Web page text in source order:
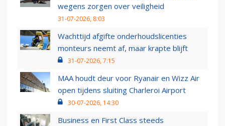
wegens zorgen over veiligheid
31-07-2026, 8:03
Wachttijd afgifte onderhoudslicenties
monteurs neemt af, maar krapte blijft
31-07-2026, 7:15
MAA houdt deur voor Ryanair en Wizz Air
open tijdens sluiting Charleroi Airport
30-07-2026, 14:30
Business en First Class steeds